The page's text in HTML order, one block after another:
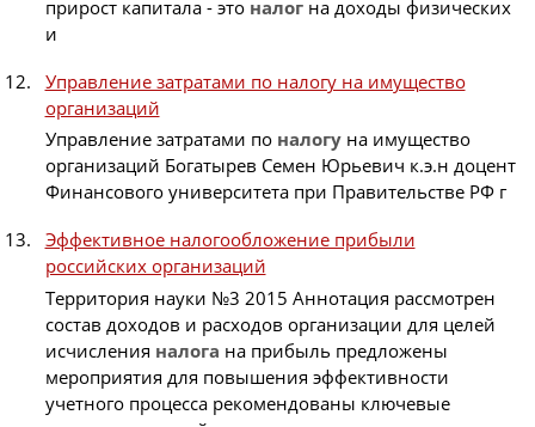
прирост капитала - это налогна доходы физических
и
Управление затратами по налогу на имущество
организаций
Управление затратами по налогуна имущество
организаций Богатырев Семен Юрьевич к.э.н доцент
Финансового университета при Правительстве РФ г
Эффективное налогообложение прибыли
российских организаций
Территория науки №3 2015 Аннотация рассмотрен
состав доходов и расходов организации для целей
исчисления налога на прибыль предложены
мероприятия для повышения эффективности
учетного процесса рекомендованы ключевые